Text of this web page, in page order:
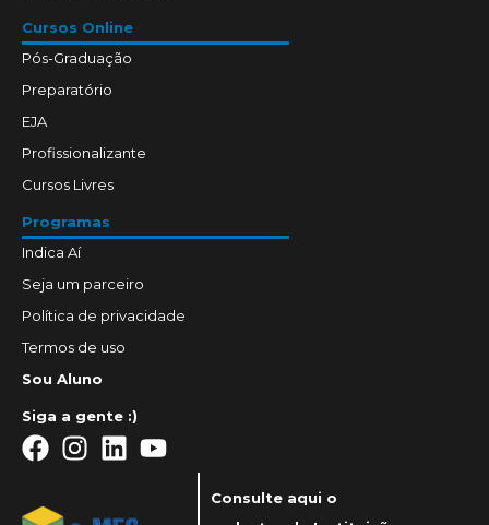
Cursos Online
Pós-Graduação
Preparatório
EJA
Profissionalizante
Cursos Livres
Programas
Indica Aí
Seja um parceiro
Política de privacidade
Termos de uso
Sou Aluno
Siga a gente :)
Consulte aqui o